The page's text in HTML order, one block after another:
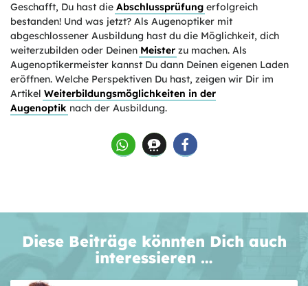
Geschafft, Du hast die Abschlussprüfung erfolgreich
bestanden! Und was jetzt? Als Augenoptiker mit
abgeschlossener Ausbildung hast du die Möglichkeit, dich
weiterzubilden oder Deinen Meister zu machen. Als
Augenoptikermeister kannst Du dann Deinen eigenen Laden
eröffnen. Welche Perspektiven Du hast, zeigen wir Dir im
Artikel Weiterbildungsmöglichkeiten in der
Augenoptik nach der Ausbildung.
Diese Beiträge könnten Dich auch
interessieren …